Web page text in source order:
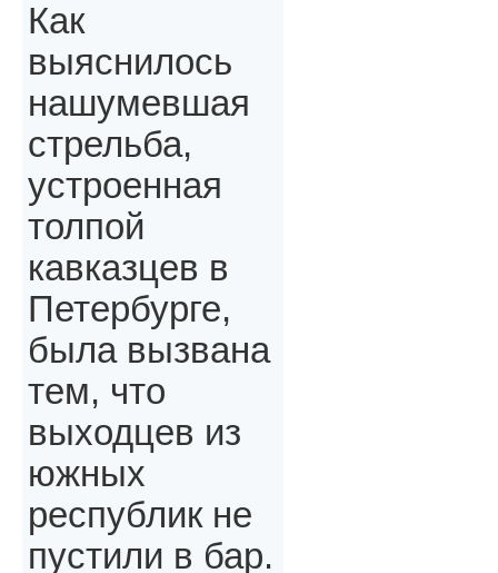
Как
выяснилось
нашумевшая
стрельба,
устроенная
толпой
кавказцев в
Петербурге,
была вызвана
тем, что
выходцев из
южных
республик не
пустили в бар.